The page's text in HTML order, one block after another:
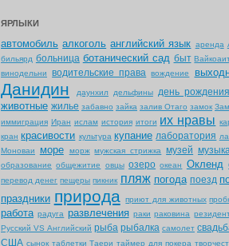
ЯРЛЫКИ
автомобиль алкоголь английский язык аренда
бильярд больница ботанический сад быт
винодельни
водительские права вождение
Данидин даунхил дельфины день рождения
животные жилье забавно зайка залив Отаго замок
иммиграция Иран ислам история итоги их нравы
кран красивости культура купание лаборатория
Моноваи
море морж мужская стрижка музей музыка
образование общежитие овцы озеро океан Окленд
перевод денег пещеры пикник пляж погода поезд
праздники природа приют для животных
работа радуга развлечения раки раковина
Русский VS Английский рыба рыбалка самолет
США сынок таблетки Таери таймер для покера